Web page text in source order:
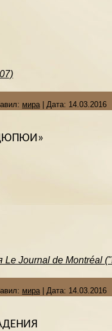
мира| Дата: 14.03.2016
Journal de Montréal
мира| Дата: 14.03.2016